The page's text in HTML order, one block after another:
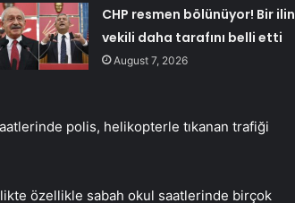
CHP resmen bölünüyor! Bir ilin
vekili daha tarafını belli etti
August 7, 2026
polis, helikopterle tıkanan trafiği
özellikle sabah okul saatlerinde birçok